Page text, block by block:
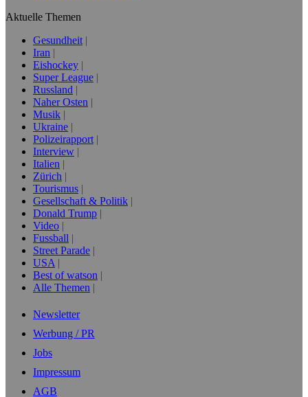
Aktuelle Themen
Gesundheit
Iran
Eishockey
Super League
Russland
Naher Osten
Musik
Ukraine
Polizeirapport
Interview
Italien
Zürich
Tourismus
Gesellschaft & Politik
Donald Trump
Video
Fussball
Street Parade
USA
Best of watson
Alle Themen
Newsletter
Werbung / PR
Jobs
Impressum
AGB